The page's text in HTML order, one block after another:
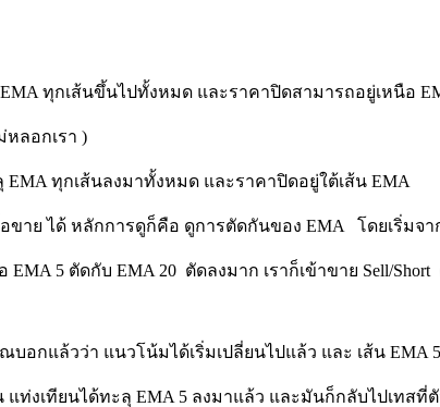
ทุกเส้นขึ้นไปทั้งหมด และราคาปิดสามารถอยู่เหนือ
ลอกเรา )
EMA ทุกเส้นลงมาทั้งหมด และราคาปิดอยู่ใต้เส้น EMA
ขาย ได้ หลักการดูก็คือ ดูการตัดกันของ EMA โดยเริ่มจ
5 ตัดกับ EMA 20 ตัดลงมาก เราก็เข้าขาย Sell/
กแล้วว่า แนวโน้มได้เริ่มเปลี่ยนไปแล้ว และ เส้น EMA 5
ท่งเทียนได้ทะลุ EMA 5 ลงมาแล้ว และมันก็กลับไปเทสที่